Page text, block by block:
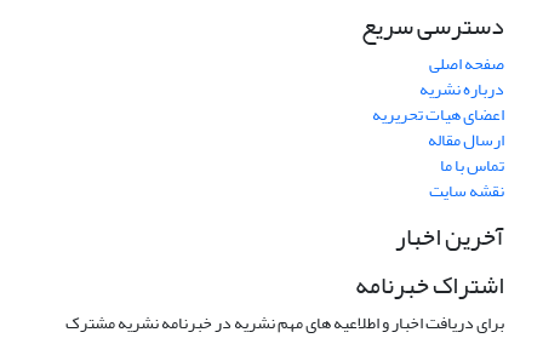
دسترسی سریع
صفحه اصلی
درباره نشریه
اعضای هیات تحریریه
ارسال مقاله
تماس با ما
نقشه سایت
آخرین اخبار
اشتراک خبرنامه
برای دریافت اخبار و اطلاعیه های مهم نشریه در خبرنامه نشریه مشترک